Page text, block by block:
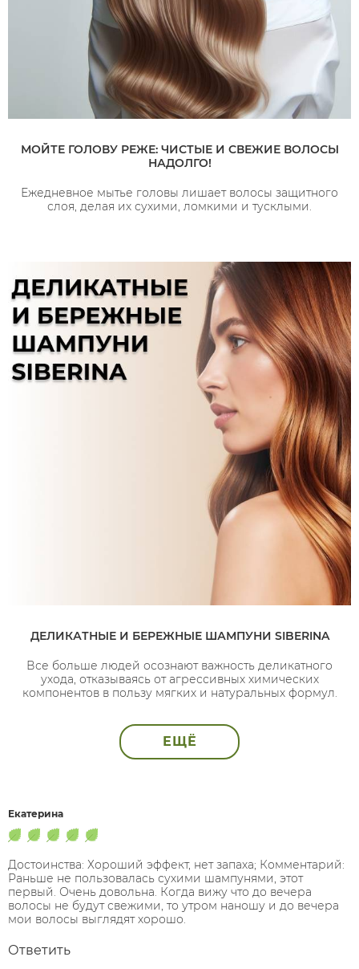
МОЙТЕ ГОЛОВУ РЕЖЕ: ЧИСТЫЕ И СВЕЖИЕ ВОЛОСЫ
НАДОЛГО!
Ежедневное мытье головы лишает волосы защитного
слоя, делая их сухими, ломкими и тусклыми.
ДЕЛИКАТНЫЕ И БЕРЕЖНЫЕ ШАМПУНИ SIBERINA
Все больше людей осознают важность деликатного
ухода, отказываясь от агрессивных химических
компонентов в пользу мягких и натуральных формул.
ЕЩЁ
Екатерина
Достоинства: Хороший эффект, нет запаха; Комментарий:
Раньше не пользовалась сухими шампунями, этот
первый. Очень довольна. Когда вижу что до вечера
волосы не будут свежими, то утром наношу и до вечера
мои волосы выглядят хорошо.
Ответить